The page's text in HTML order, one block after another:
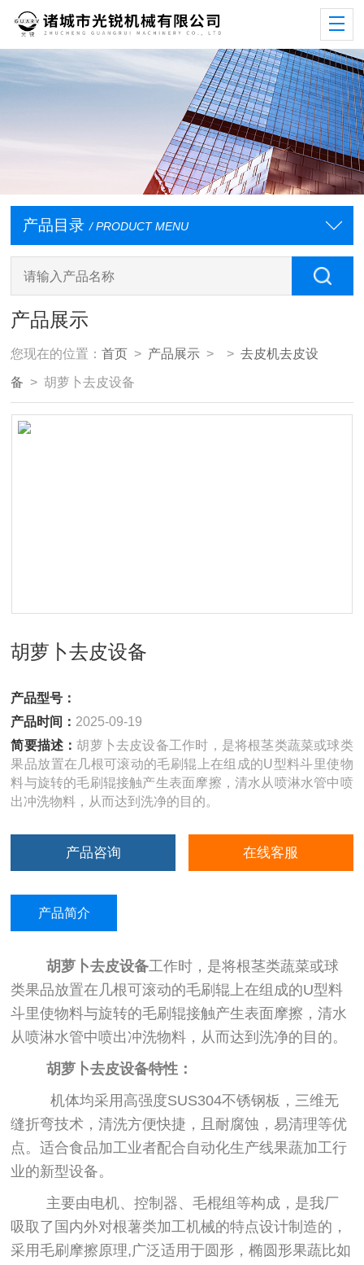
产品目录 / PRODUCT MENU
产品展示
您现在的位置：首页 > 产品展示 > >去皮机去皮设
备 > 胡萝卜去皮设备
胡萝卜去皮设备
产品型号：
产品时间： 2025-09-19
简要描述：胡萝卜去皮设备工作时，是将根茎类蔬菜或球类
果品放置在几根可滚动的毛刷辊上在组成的U型料斗里使物
料与旋转的毛刷辊接触产生表面摩擦，清水从喷淋水管中喷
出冲洗物料，从而达到洗净的目的。
产品咨询 在线客服
产品简介
胡萝卜去皮设备工作时，是将根茎类蔬菜或球
类果品放置在几根可滚动的毛刷辊上在组成的U型料
斗里使物料与旋转的毛刷辊接触产生表面摩擦，清水
从喷淋水管中喷出冲洗物料，从而达到洗净的目的。
胡萝卜去皮设备特性：
机体均采用高强度SUS304不锈钢板，三维无
缝折弯技术，清洗方便快捷，且耐腐蚀，易清理等优
点。适合食品加工业者配合自动化生产线果蔬加工行
业的新型设备。
主要由电机、控制器、毛棍组等构成，是我厂
吸取了国内外对根薯类加工机械的特点设计制造的，
采用毛刷摩擦原理,广泛适用于圆形，椭圆形果蔬比如